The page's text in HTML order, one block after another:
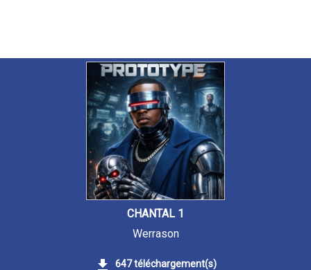
CHANTAL 1
Werrason
647 téléchargement(s)